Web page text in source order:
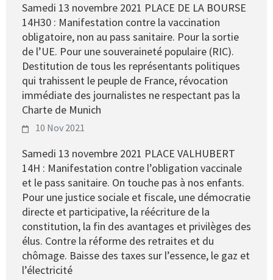
Samedi 13 novembre 2021 PLACE DE LA BOURSE
14H30 : Manifestation contre la vaccination
obligatoire, non au pass sanitaire. Pour la sortie
de l’UE. Pour une souveraineté populaire (RIC).
Destitution de tous les représentants politiques
qui trahissent le peuple de France, révocation
immédiate des journalistes ne respectant pas la
Charte de Munich
10 Nov 2021
Samedi 13 novembre 2021 PLACE VALHUBERT
14H : Manifestation contre l’obligation vaccinale
et le pass sanitaire. On touche pas à nos enfants.
Pour une justice sociale et fiscale, une démocratie
directe et participative, la réécriture de la
constitution, la fin des avantages et privilèges des
élus. Contre la réforme des retraites et du
chômage. Baisse des taxes sur l’essence, le gaz et
l’électricité